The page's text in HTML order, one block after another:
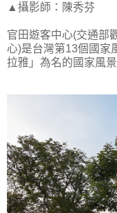
▲攝影師：陳秀芬
官田遊客中心(交通部
心)是台灣第13個國家
拉雅」為名的國家風